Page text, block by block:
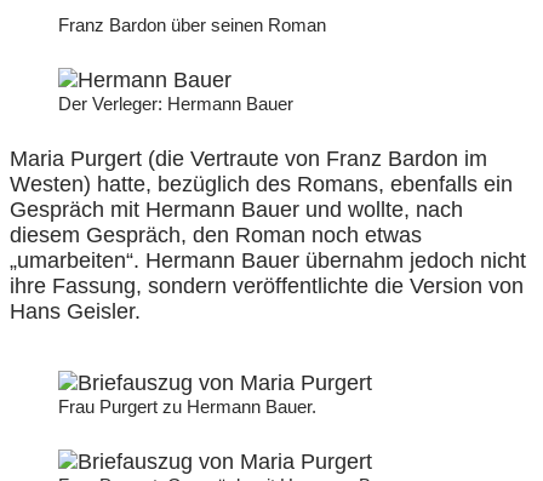
Franz Bardon über seinen Roman
Der Verleger: Hermann Bauer
Maria Purgert (die Vertraute von Franz Bardon im
Westen) hatte, bezüglich des Romans, ebenfalls ein
Gespräch mit Hermann Bauer und wollte, nach
diesem Gespräch, den Roman noch etwas
„umarbeiten“. Hermann Bauer übernahm jedoch nicht
ihre Fassung, sondern veröffentlichte die Version von
Hans Geisler.
Frau Purgert zu Hermann Bauer.